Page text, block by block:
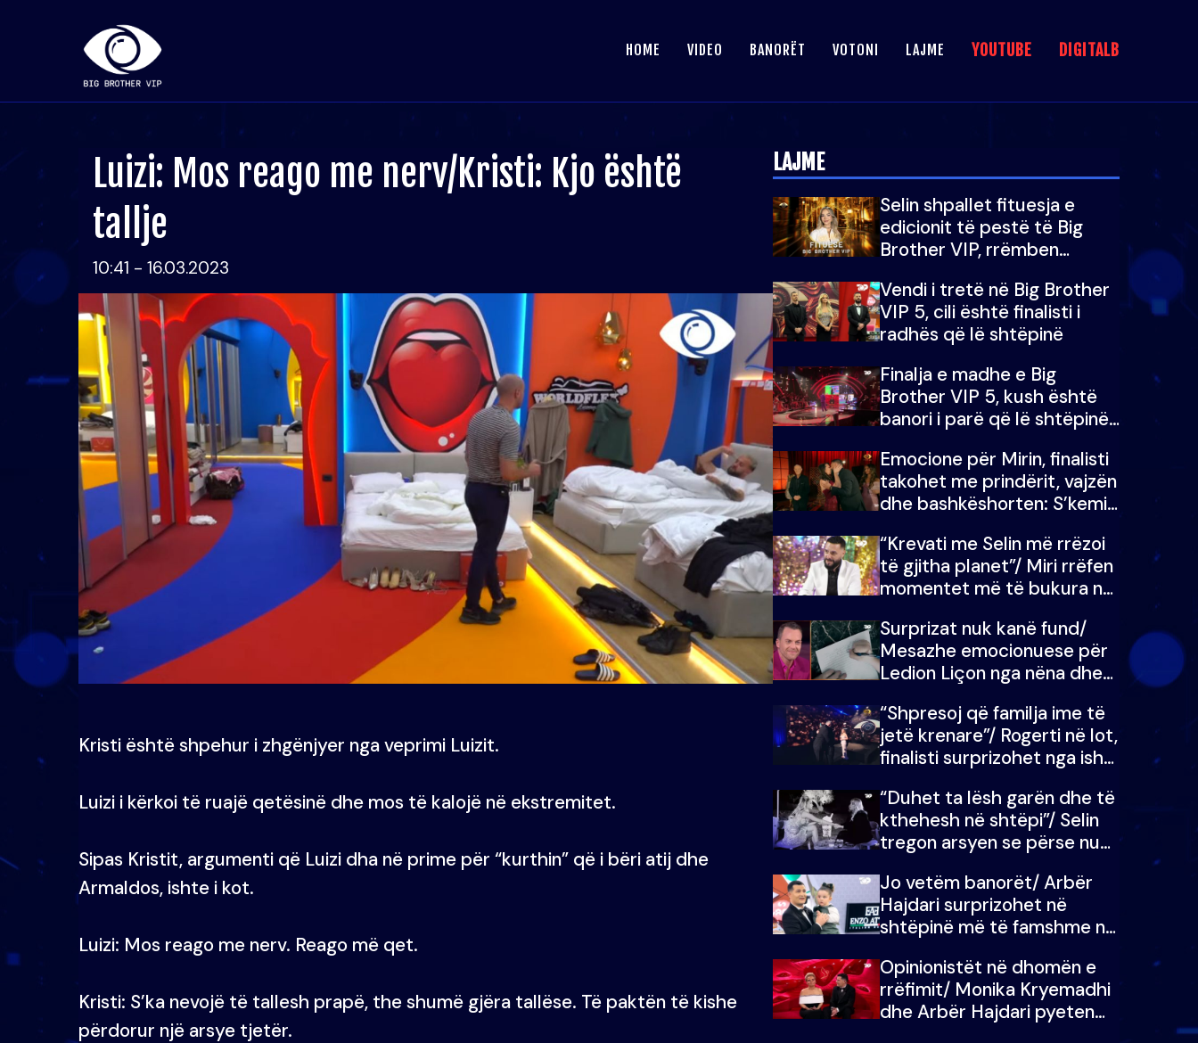
HOME VIDEO BANORËT VOTONI LAJME YOUTUBE DIGITALB
Luizi: Mos reago me nerv/Kristi: Kjo është
tallje
10:41 - 16.03.2023
Kristi është shpehur i zhgënjyer nga veprimi Luizit.
Luizi i kërkoi të ruajë qetësinë dhe mos të kalojë në ekstremitet.
Sipas Kristit, argumenti që Luizi dha në prime për “kurthin” që i bëri atij dhe
Armaldos, ishte i kot.
Luizi: Mos reago me nerv. Reago më qet.
Kristi: S’ka nevojë të tallesh prapë, the shumë gjëra tallëse. Të paktën të kishe
përdorur një arsye tjetër.
LAJME
Selin shpallet fituesja e
edicionit të pestë të Big
Brother VIP, rrëmben
mijë eurosh
Vendi i tretë në Big Brother
VIP 5, cili është finalisti i
radhës që lë shtëpinë
Finalja e madhe e Big
Brother VIP 5, kush është
banori i parë që lë shtëpinë
fituar çmimin e madh
Emocione për Mirin, finalisti
takohet me prindërit, vajzën
dhe bashkëshorten: S’kemi
“Krevati me Selin më rrëzoi
të gjitha planet”/ Miri rrëfen
momentet më të bukura në
mungojë zilja e mëngjesit
kur…
Surprizat nuk kanë fund/
Mesazhe emocionuese për
Ledion Liçon nga nëna dhe
i mban dot lotët: Nuk
meritoj…
“Shpresoj që familja ime të
jetë krenare”/ Rogerti në lot,
finalisti surprizohet nga ish-
“Duhet ta lësh garën dhe të
kthehesh në shtëpi”/ Selin
tregon arsyen se përse nuk
Doja ta çoja luftën time deri
në fund
Jo vetëm banorët/ Arbër
Hajdari surprizohet në
shtëpinë më të famshme në
me vajzën e tij
Opinionistët në dhomën e
rrëfimit/ Monika Kryemadhi
dhe Arbër Hajdari pyeten